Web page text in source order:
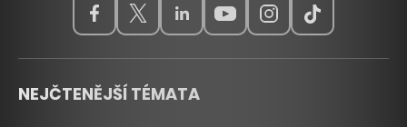
NEJČTENĚJŠÍ TÉMATA